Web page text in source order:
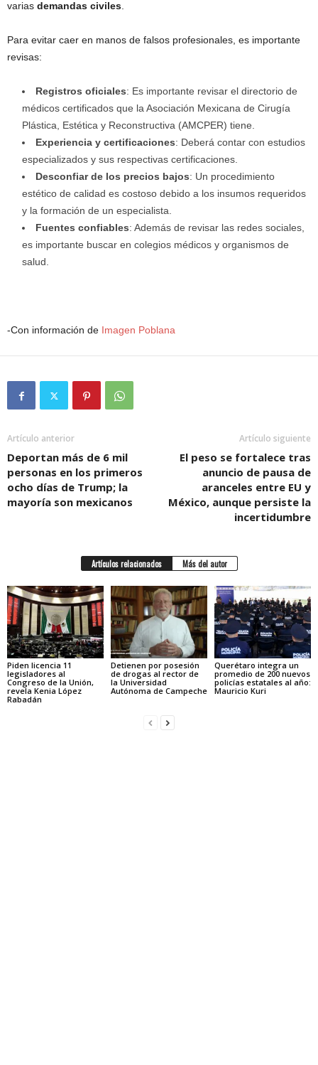
varias demandas civiles.
Para evitar caer en manos de falsos profesionales, es importante
revisas:
Registros oficiales: Es importante revisar el directorio de
médicos certificados que la Asociación Mexicana de Cirugía
Plástica, Estética y Reconstructiva (AMCPER) tiene.
Experiencia y certificaciones: Deberá contar con estudios
especializados y sus respectivas certificaciones.
Desconfiar de los precios bajos: Un procedimiento
estético de calidad es costoso debido a los insumos requeridos
y la formación de un especialista.
Fuentes confiables: Además de revisar las redes sociales,
es importante buscar en colegios médicos y organismos de
salud.
-Con información de Imagen Poblana
Artículo anterior
Deportan más de 6 mil
personas en los primeros
ocho días de Trump; la
mayoría son mexicanos
Artículo siguiente
El peso se fortalece tras
anuncio de pausa de
aranceles entre EU y
México, aunque persiste la
incertidumbre
Artículos relacionados Más del autor
Piden licencia 11
legisladores al
Congreso de la Unión,
revela Kenia López
Rabadán
Detienen por posesión
de drogas al rector de
la Universidad
Autónoma de Campeche
Querétaro integra un
promedio de 200 nuevos
policías estatales al año:
Mauricio Kuri